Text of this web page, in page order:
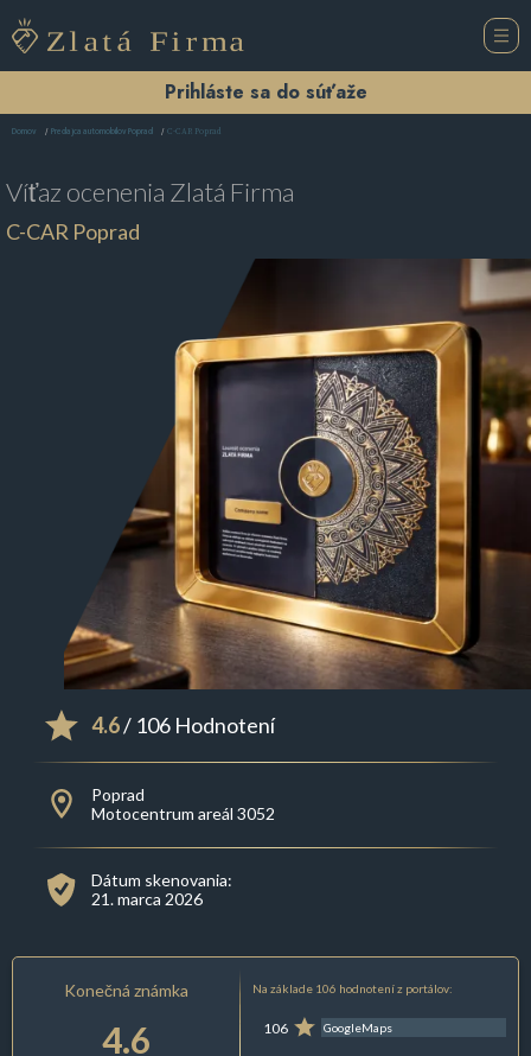
Prihláste sa do súťaže
Domov Predajca automobilov Poprad C-CAR Poprad
Víťaz ocenenia Zlatá Firma
C-CAR Poprad
4.6/ 106 Hodnotení
Poprad
Motocentrum areál 3052
Dátum skenovania:
21. marca 2026
Konečná známka
4.6
Na základe 106 hodnotení z portálov:
106 GoogleMaps